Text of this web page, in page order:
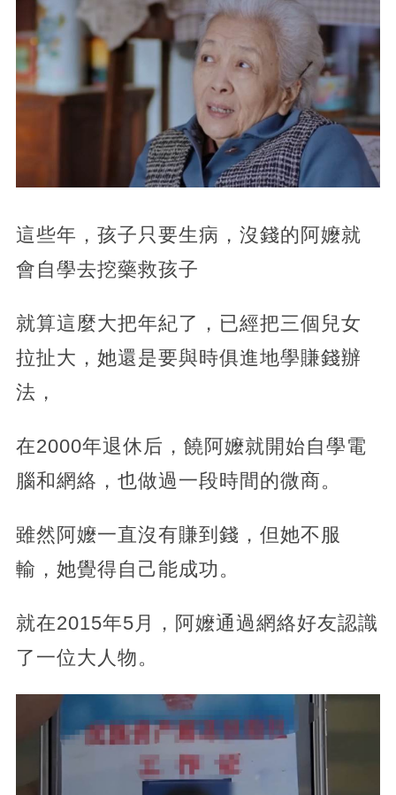
這些年，孩子只要生病，沒錢的阿嬤就
會自學去挖藥救孩子
就算這麼大把年紀了，已經把三個兒女
拉扯大，她還是要與時俱進地學賺錢辦
法，
在2000年退休后，饒阿嬤就開始自學電
腦和網絡，也做過一段時間的微商。
雖然阿嬤一直沒有賺到錢，但她不服
輸，她覺得自己能成功。
就在2015年5月，阿嬤通過網絡好友認識
了一位大人物。